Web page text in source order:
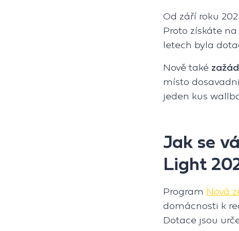
Od září roku
Proto získáte
letech byla
Nově také
místo
jeden kus
Jak se
Light
Program Nová
domácnosti k
Dotace jsou